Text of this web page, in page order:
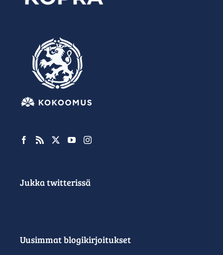
Jukka twitterissä
Uusimmat blogikirjoitukset